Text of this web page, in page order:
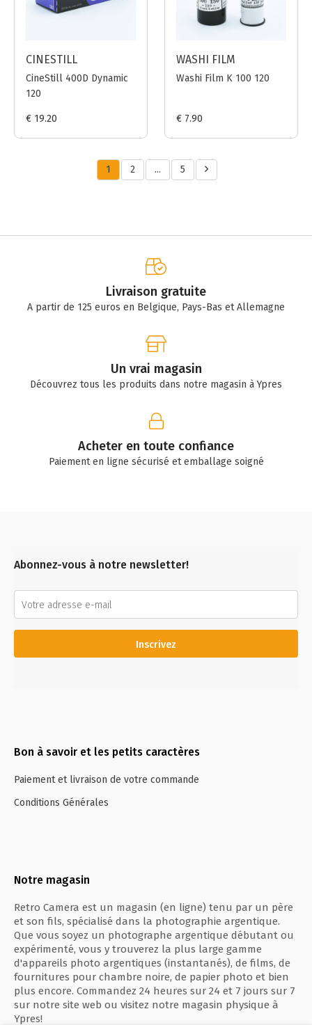
CINESTILL
CineStill 400D Dynamic
120
€ 19.20
WASHI FILM
Washi Film K 100 120
€ 7.90
1 2 ... 5
Livraison gratuite
A partir de 125 euros en Belgique, Pays-Bas et Allemagne
Un vrai magasin
Découvrez tous les produits dans notre magasin à Ypres
Acheter en toute confiance
Paiement en ligne sécurisé et emballage soigné
Abonnez-vous à notre newsletter!
Inscrivez
Bon à savoir et les petits caractères
Paiement et livraison de votre commande
Conditions Générales
Notre magasin
Retro Camera est un magasin (en ligne) tenu par un père
et son fils, spécialisé dans la photographie argentique.
Que vous soyez un photographe argentique débutant ou
expérimenté, vous y trouverez la plus large gamme
d'appareils photo argentiques (instantanés), de films, de
fournitures pour chambre noire, de papier photo et bien
plus encore. Commandez 24 heures sur 24 et 7 jours sur 7
sur notre site web ou visitez notre magasin physique à
Ypres!